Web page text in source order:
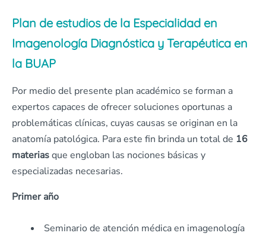
Plan de estudios de la Especialidad en
Imagenología Diagnóstica y Terapéutica en
la BUAP
Por medio del presente plan académico se forman a
expertos capaces de ofrecer soluciones oportunas a
problemáticas clínicas, cuyas causas se originan en la
anatomía patológica. Para este fin brinda un total de 16
materiasque engloban las nociones básicas y
especializadas necesarias.
Primer año
Seminario de atención médica en imagenología